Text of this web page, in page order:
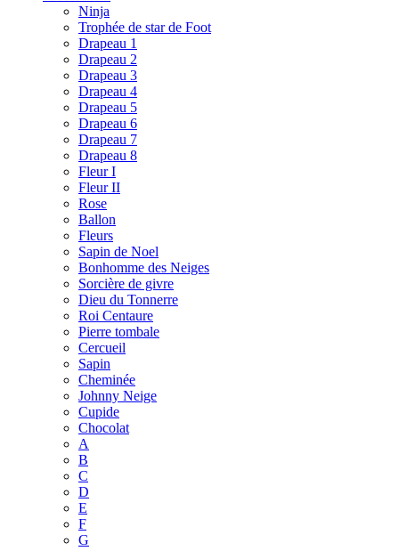
Ninja
Trophée de star de Foot
Drapeau 1
Drapeau 2
Drapeau 3
Drapeau 4
Drapeau 5
Drapeau 6
Drapeau 7
Drapeau 8
Fleur I
Fleur II
Rose
Ballon
Fleurs
Sapin de Noel
Bonhomme des Neiges
Sorcière de givre
Dieu du Tonnerre
Roi Centaure
Pierre tombale
Cercueil
Sapin
Cheminée
Johnny Neige
Cupide
Chocolat
A
B
C
D
E
F
G